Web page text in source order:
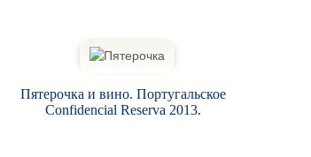
Пятерочка и вино. Португальское
Confidencial Reserva 2013.